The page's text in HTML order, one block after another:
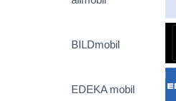
BILDmobil
EDEKA mobil